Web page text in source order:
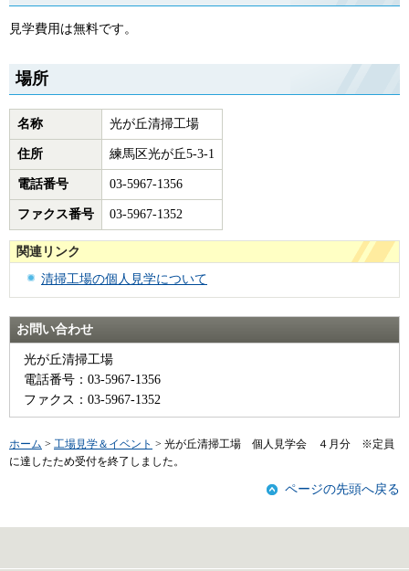
見学費用は無料です。
場所
名称 光が丘清掃工場
住所 練馬区光が丘5-3-1
電話番号 03-5967-1356
ファクス番号 03-5967-1352
関連リンク
清掃工場の個人見学について
お問い合わせ
光が丘清掃工場
電話番号：03-5967-1356
ファクス：03-5967-1352
ホーム > 工場見学＆イベント > 光が丘清掃工場 個人見学会 ４月分 ※定員
に達したため受付を終了しました。
ページの先頭へ戻る